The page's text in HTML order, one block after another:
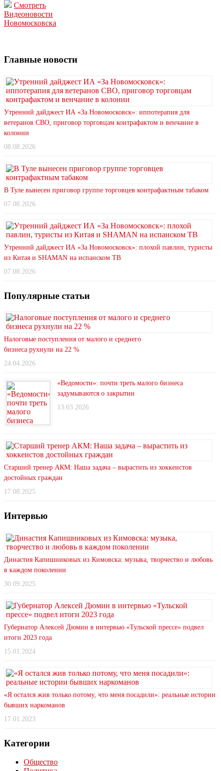
Смотреть
Видеоновости
Новомосковска
Главные новости
Утренний дайджест ИА «За Новомосковск»: иппотерапия для
ветеранов СВО, приговор торговцам контрафактом и венчание в
колонии
08.08.2026
В Туле вынесен приговор группе торговцев контрафактным табаком
07.08.2026
Утренний дайджест ИА «За Новомосковск»: плохой павлин, туристы
из Китая и SHAMAN на испанском ТВ
07.08.2026
Популярные статьи
Налоговые поступления от малого и среднего
бизнеса рухнули на 22 %
24.04.2026
«Ведомости»: почти треть малого бизнеса
задумываются о закрытии
13.03.2026
Старший тренер АКМ: Наша задача – вырастить из хоккеистов
достойных граждан
17.08.2025
Интервью
Династия Капишниковых из Кимовска: музыка, творчество и любовь
в каждом поколении
30.09.2025
Губернатор Алексей Дюмин в интервью «Тульской прессе» подвел
итоги 2023 года
15.01.2024
«Я остался жив только потому, что меня посадили»: реальные истории
бывших наркоманов
17.01.2023
Категории
Общество